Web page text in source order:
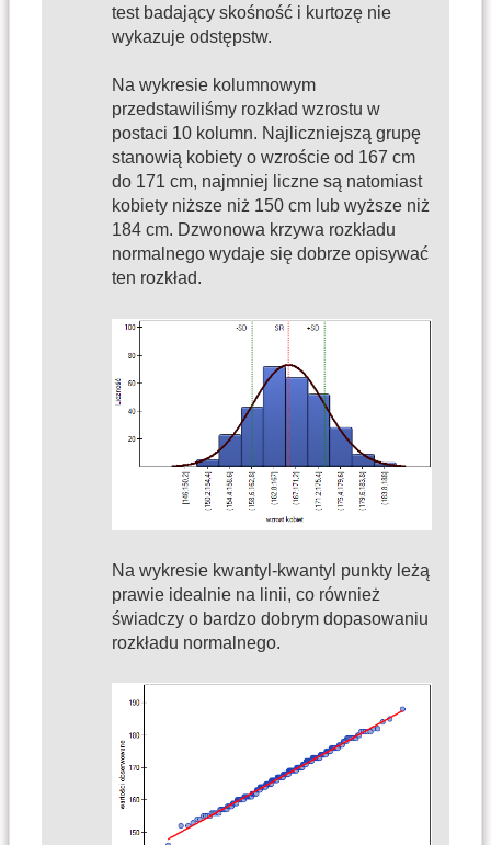
test badający skośność i kurtozę nie
wykazuje odstępstw.
Na wykresie kolumnowym
przedstawiliśmy rozkład wzrostu w
postaci 10 kolumn. Najliczniejszą grupę
stanowią kobiety o wzroście od 167 cm
do 171 cm, najmniej liczne są natomiast
kobiety niższe niż 150 cm lub wyższe niż
184 cm. Dzwonowa krzywa rozkładu
normalnego wydaje się dobrze opisywać
ten rozkład.
Na wykresie kwantyl-kwantyl punkty leżą
prawie idealnie na linii, co również
świadczy o bardzo dobrym dopasowaniu
rozkładu normalnego.